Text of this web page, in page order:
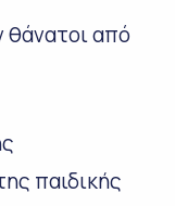
θάνατοι από
παιδικής